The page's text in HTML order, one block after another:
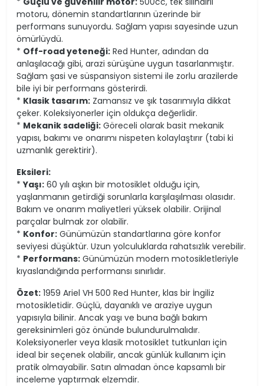
motoru, dönemin standartlarının üzerinde bir
performans sunuyordu. Sağlam yapısı sayesinde uzun
ömürlüydü.
* Off-road yeteneği: Red Hunter, adından da
anlaşılacağı gibi, arazi sürüşüne uygun tasarlanmıştır.
Sağlam şasi ve süspansiyon sistemi ile zorlu arazilerde
bile iyi bir performans gösterirdi.
* Klasik tasarım: Zamansız ve şık tasarımıyla dikkat
çeker. Koleksiyonerler için oldukça değerlidir.
* Mekanik sadeliği: Göreceli olarak basit mekanik
yapısı, bakımı ve onarımı nispeten kolaylaştırır (tabi ki
uzmanlık gerektirir).
Eksileri:
*Yaşı: 60 yılı aşkın bir motosiklet olduğu için,
yaşlanmanın getirdiği sorunlarla karşılaşılması olasıdır.
Bakım ve onarım maliyetleri yüksek olabilir. Orijinal
parçalar bulmak zor olabilir.
* Konfor: Günümüzün standartlarına göre konfor
seviyesi düşüktür. Uzun yolculuklarda rahatsızlık verebilir.
* Performans: Günümüzün modern motosikletleriyle
kıyaslandığında performansı sınırlıdır.
Özet: 1959 Ariel VH 500 Red Hunter, klas bir İngiliz
motosikletidir. Güçlü, dayanıklı ve araziye uygun
yapısıyla bilinir. Ancak yaşı ve buna bağlı bakım
gereksinimleri göz önünde bulundurulmalıdır.
Koleksiyonerler veya klasik motosiklet tutkunları için
ideal bir seçenek olabilir, ancak günlük kullanım için
pratik olmayabilir. Satın almadan önce kapsamlı bir
inceleme yaptırmak elzemdir.